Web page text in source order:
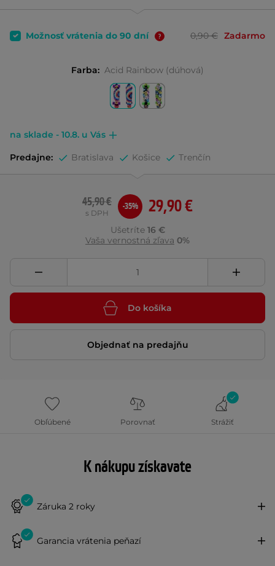
Možnosť vrátenia do 90 dní 0,90 € Zadarmo
Farba: Acid Rainbow (dúhová)
na sklade - 10.8. u Vás
Predajne: Bratislava Košice Trenčín
29,90 €
45,90 €
s DPH
-35%
Ušetríte 16 €
Vaša vernostná zľava 0%
Do košíka
Objednať na predajňu
Obľúbené Porovnať Strážiť
K nákupu získavate
Záruka 2 roky
Garancia vrátenia peňazí